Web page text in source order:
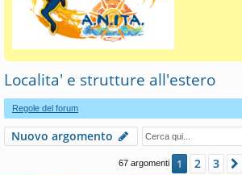
Localita' e strutture all'estero
Regole del forum
Nuovo argomento
67 argomenti 1 2 3